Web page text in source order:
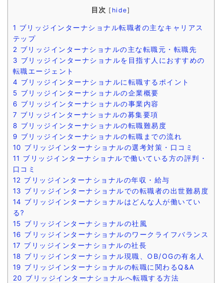
目次 [ hide]
1 ブリッジインターナショナル転職者の主なキャリアス
テップ
2 ブリッジインターナショナルの主な転職元・転職先
3 ブリッジインターナショナルを目指す人におすすめの
転職エージェント
4 ブリッジインターナショナルに転職するポイント
5 ブリッジインターナショナルの企業概要
6 ブリッジインターナショナルの事業内容
7 ブリッジインターナショナルの募集要項
8 ブリッジインターナショナルの転職難易度
9 ブリッジインターナショナルの転職までの流れ
10 ブリッジインターナショナルの選考対策・口コミ
11 ブリッジインターナショナルで働いている方の評判・
口コミ
12 ブリッジインターナショナルの年収・給与
13 ブリッジインターナショナルでの転職者の出世難易度
14 ブリッジインターナショナルはどんな人が働いてい
る?
15 ブリッジインターナショナルの社風
16 ブリッジインターナショナルのワークライフバランス
17 ブリッジインターナショナルの社長
18 ブリッジインターナショナル現職、OB/OGの有名人
19 ブリッジインターナショナルの転職に関わるQ&A
20 ブリッジインターナショナルへ転職する方法